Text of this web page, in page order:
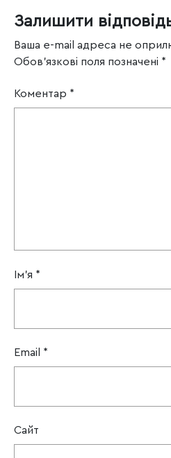
Залишити
Ваша e-mail адреса не
Обов’язкові поля позначені *
Коментар *
Ім'я *
Email *
Сайт